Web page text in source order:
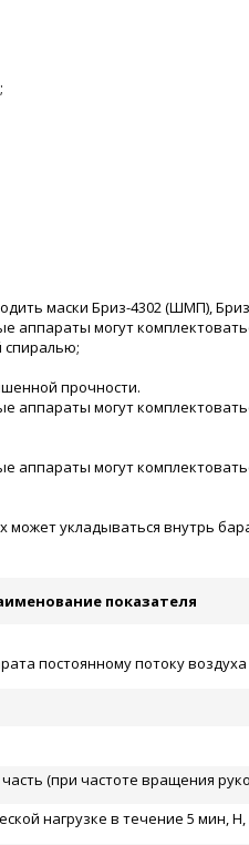
маски Бриз-4302 (ШМП),
аппараты могут
спиралью;
прочности.
могут
аппараты могут
укладываться внутрь
показателя
постоянному потоку
(при частоте вращения
нагрузке в течение 5 мин,